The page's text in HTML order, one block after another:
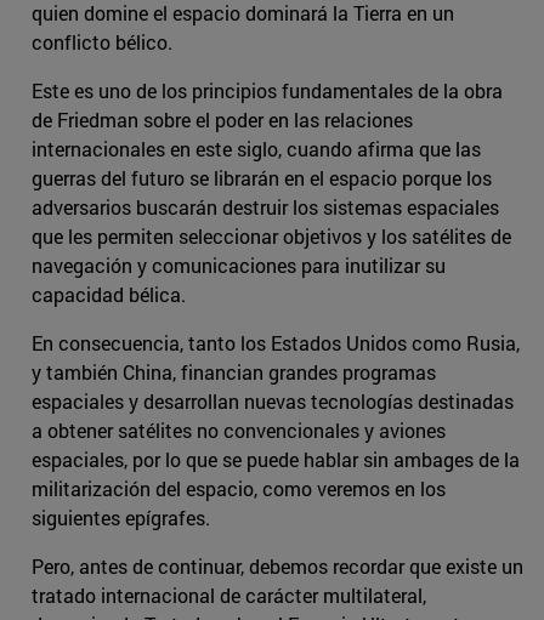
quien domine el espacio dominará la Tierra en un
conflicto bélico.
Este es uno de los principios fundamentales de la obra
de Friedman sobre el poder en las relaciones
internacionales en este siglo, cuando afirma que las
guerras del futuro se librarán en el espacio porque los
adversarios buscarán destruir los sistemas espaciales
que les permiten seleccionar objetivos y los satélites de
navegación y comunicaciones para inutilizar su
capacidad bélica.
En consecuencia, tanto los Estados Unidos como Rusia,
y también China, financian grandes programas
espaciales y desarrollan nuevas tecnologías destinadas
a obtener satélites no convencionales y aviones
espaciales, por lo que se puede hablar sin ambages de la
militarización del espacio, como veremos en los
siguientes epígrafes.
Pero, antes de continuar, debemos recordar que existe un
tratado internacional de carácter multilateral,